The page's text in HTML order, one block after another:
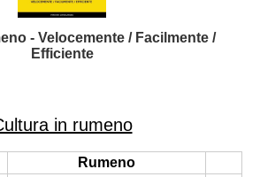
- Velocemente / Facilmente /
Efficiente
in rumeno
Rumeno